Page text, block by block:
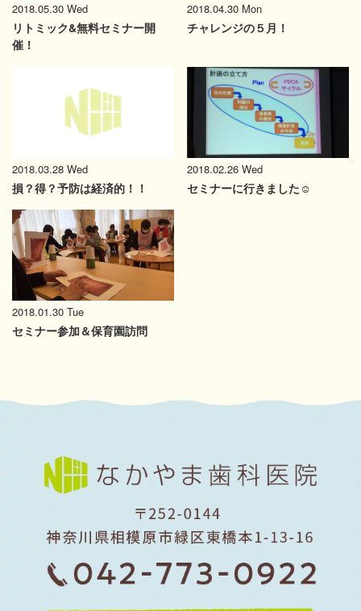
2018.05.30 Wed
リトミック&無料セミナー開
催！
2018.04.30 Mon
チャレンジの５月！
2018.03.28 Wed
損？得？予防は経済的！！
2018.02.26 Wed
セミナーに行きました☺
2018.01.30 Tue
セミナー参加＆保育園訪問